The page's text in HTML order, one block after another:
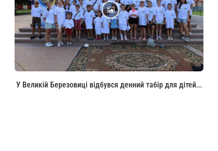
У Великій Березовиці відбувся денний табір для дітей...